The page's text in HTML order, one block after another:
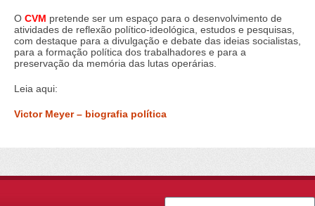
O CVM pretende ser um espaço para o desenvolvimento de
atividades de reflexão político-ideológica, estudos e pesquisas,
com destaque para a divulgação e debate das ideias socialistas,
para a formação política dos trabalhadores e para a
preservação da memória das lutas operárias.
Leia aqui:
Victor Meyer – biografia política